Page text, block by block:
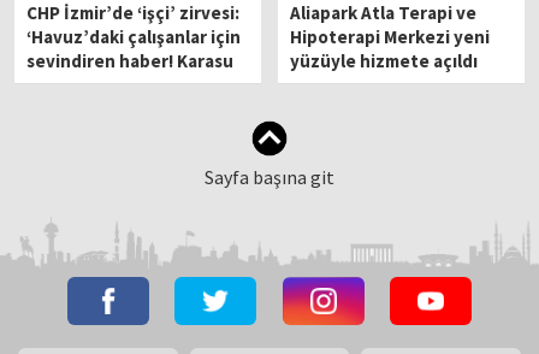
CHP İzmir’de ‘işçi’ zirvesi:
‘Havuz’daki çalışanlar için
sevindiren haber! Karasu
ve Tugay görüşecek
Aliapark Atla Terapi ve
Hipoterapi Merkezi yeni
yüzüyle hizmete açıldı
Sayfa başına git